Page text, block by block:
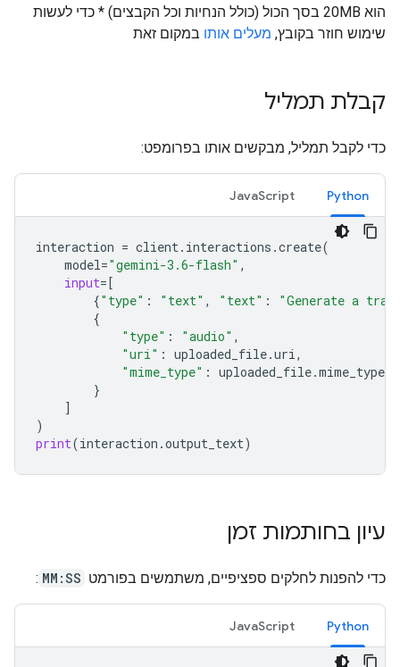
הוא 20MB בסך הכול (כולל הנחיות וכל הקבצים) * כדי לעשות
שימוש חוזר בקובץ, מעלים אותו במקום זאת
קבלת תמליל
כדי לקבל תמליל, מבקשים אותו בפרומפט:
Python
JavaScript
interaction = client . interactions .create(
model="gemini-3.6-flash" ,
input=[
{"type" : "text" , "text" :
"Generate a
{
"type" : "audio" ,
"uri" : uploaded_file.uri ,
"mime_type" : uploaded_file.mime_type
}
]
)
print(interaction .output_text)
עיון בחותמות זמן
כדי להפנות לחלקים ספציפיים, משתמשים בפורמט MM:SS
:
Python
JavaScript